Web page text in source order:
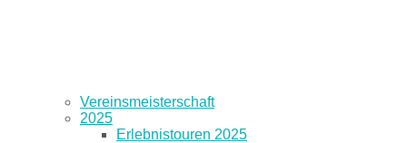
Vereinsmeisterschaft
2025
Erlebnistouren 2025